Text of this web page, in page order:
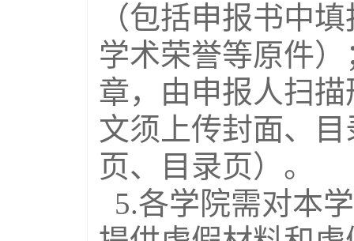
（包括申报书中
学术荣誉等原件
章，由申报人扫
文须上传封面、
页、目录页）。
5.各学院需对本